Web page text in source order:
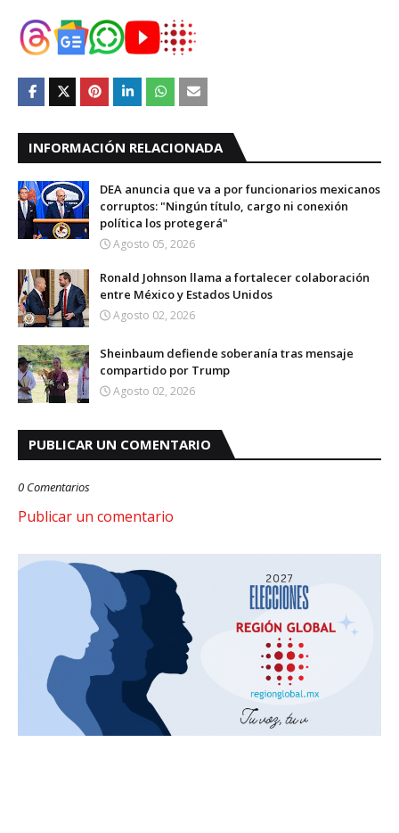
INFORMACIÓN RELACIONADA
DEA anuncia que va a por funcionarios mexicanos
corruptos: "Ningún título, cargo ni conexión
política los protegerá"
Agosto 05, 2026
Ronald Johnson llama a fortalecer colaboración
entre México y Estados Unidos
Agosto 02, 2026
Sheinbaum defiende soberanía tras mensaje
compartido por Trump
Agosto 02, 2026
PUBLICAR UN COMENTARIO
0 Comentarios
Publicar un comentario